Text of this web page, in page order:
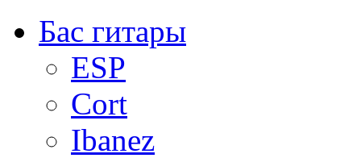
Бас гитары
ESP
Cort
Ibanez